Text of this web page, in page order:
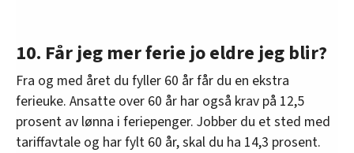
10. Får jeg mer ferie jo eldre jeg blir?
Fra og med året du fyller 60 år får du en ekstra
ferieuke. Ansatte over 60 år har også krav på 12,5
prosent av lønna i feriepenger. Jobber du et sted med
tariffavtale og har fylt 60 år, skal du ha 14,3 prosent.